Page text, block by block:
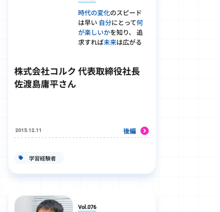
時代の変化のスピード
は早い 自分にとって何
が楽しいかを知り、 追
求すれば未来は広がる
株式会社コルク 代表取締役社長
佐渡島庸平さん
2015.12.11 後編
学習経験者
Vol.076